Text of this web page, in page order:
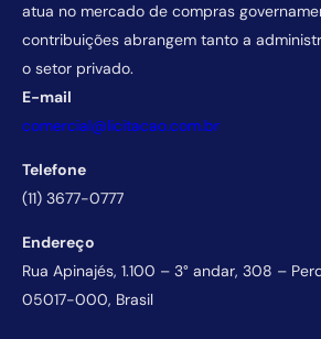
atua no mercado de compras
contribuições abrangem tanto a
o setor privado.
E-mail
comercial@licitacao.com.br
Telefone
(11) 3677-0777
Endereço
Rua Apinajés, 1.100 – 3° andar, 308 –
05017-000, Brasil